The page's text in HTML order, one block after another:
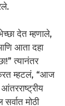
देत म्हणाले,
आणि आता दहा
त्यानंतर
करत म्हटलं, “आज
मोठी